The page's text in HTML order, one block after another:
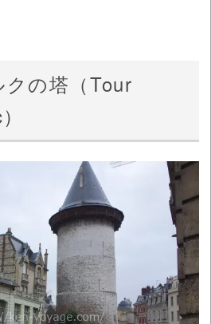
の塔（Tour